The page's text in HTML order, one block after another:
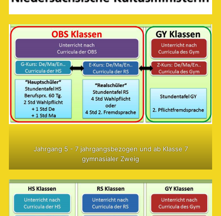
Jahrgang 5 - 7 jahrgangsbezogen und ab Klasse 7
gymnasialer Zweig